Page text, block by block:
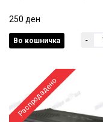
2A (5.5mm*2.5mm)
250 ден
250 ден
Во кошничка -
Распродадено